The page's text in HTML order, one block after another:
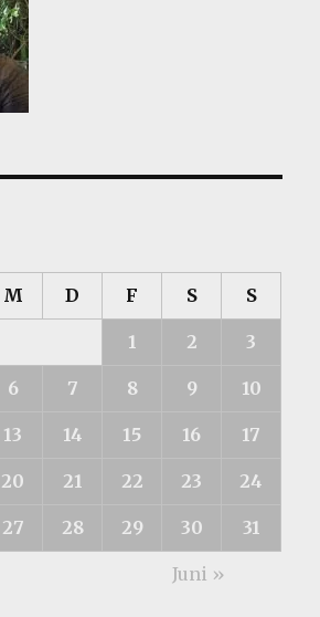
M D F S S
1 2 3
6 7 8 9 10
13 14 15 16 17
20 21 22 23 24
27 28 29 30 31
Juni »